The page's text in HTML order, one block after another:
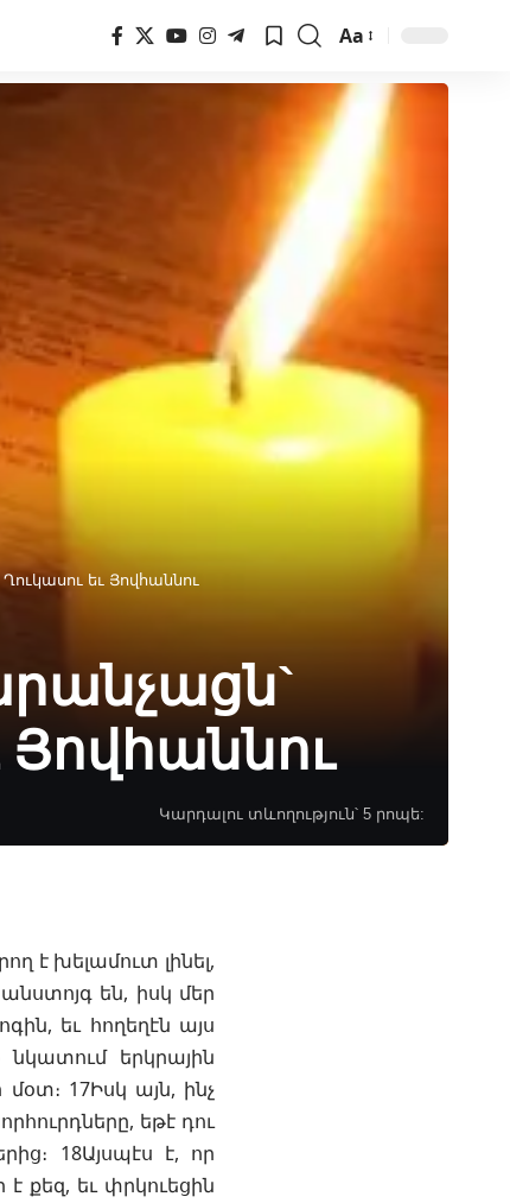
Font
Resizer
Aa
եւ Յովհաննու
Կարդալու տևողություն՝ 5 րոպե:
է խելամուտ լինել,
են, իսկ մեր
եւ հողեղէն այս
երկրային
17Իսկ այն, ինչ
եթէ դու
18Այսպէս է, որ
է քեզ, եւ փրկուեցին